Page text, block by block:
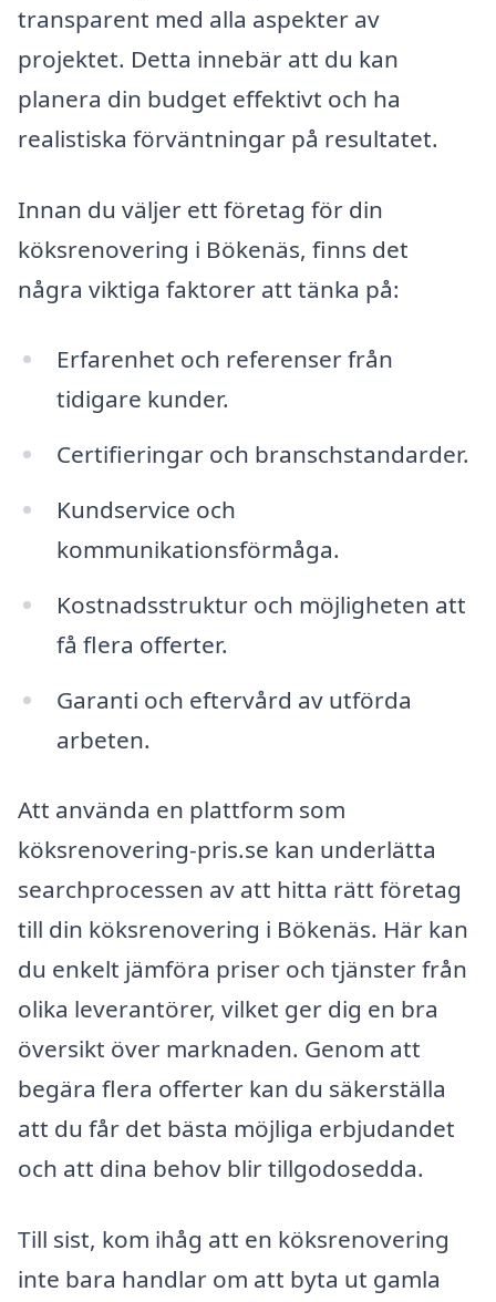
transparent med alla aspekter av
projektet. Detta innebär att du kan
planera din budget effektivt och ha
realistiska förväntningar på resultatet.
Innan du väljer ett företag för din
köksrenovering i Bökenäs, finns det
några viktiga faktorer att tänka på:
Erfarenhet och referenser från
tidigare kunder.
Certifieringar och branschstandarder.
Kundservice och
kommunikationsförmåga.
Kostnadsstruktur och möjligheten att
få flera offerter.
Garanti och eftervård av utförda
arbeten.
Att använda en plattform som
köksrenovering-pris.se kan underlätta
searchprocessen av att hitta rätt företag
till din köksrenovering i Bökenäs. Här kan
du enkelt jämföra priser och tjänster från
olika leverantörer, vilket ger dig en bra
översikt över marknaden. Genom att
begära flera offerter kan du säkerställa
att du får det bästa möjliga erbjudandet
och att dina behov blir tillgodosedda.
Till sist, kom ihåg att en köksrenovering
inte bara handlar om att byta ut gamla